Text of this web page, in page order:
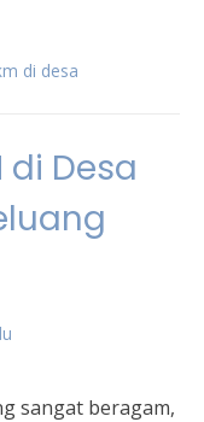
di desa
di Desa
sangat beragam,